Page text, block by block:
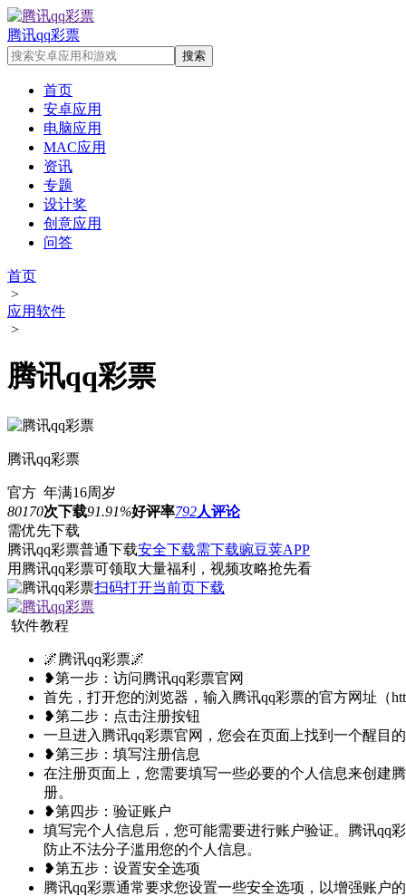
腾讯qq彩票
首页
安卓应用
电脑应用
MAC应用
资讯
专题
设计奖
创意应用
问答
首页
>
应用软件
>
腾讯qq彩票
腾讯qq彩票
官方 年满16周岁
80170次下载91.91%好评率792人评论
需优先下载
腾讯qq彩票普通下载安全下载需下载豌豆荚APP
用腾讯qq彩票可领取大量福利，视频攻略抢先看
扫码打开当前页下载
软件教程
🌌腾讯qq彩票🌌
❥第一步：访问腾讯qq彩票官网
首先，打开您的浏览器，输入腾讯qq彩票的官方网址（
❥第二步：点击注册按钮
一旦进入腾讯qq彩票官网，您会在页面上找到一个醒目
❥第三步：填写注册信息
在注册页面上，您需要填写一些必要的个人信息来创建
册。
❥第四步：验证账户
填写完个人信息后，您可能需要进行账户验证。腾讯qq
防止不法分子滥用您的个人信息。
❥第五步：设置安全选项
腾讯qq彩票通常要求您设置一些安全选项，以增强账户